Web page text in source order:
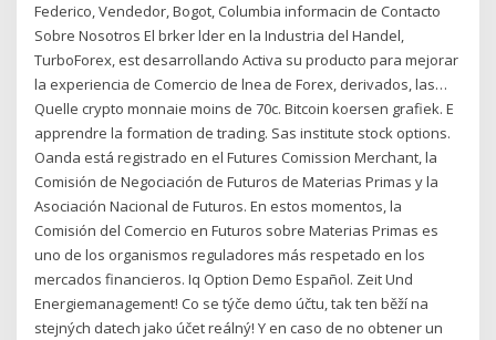
Federico, Vendedor, Bogot, Columbia informacin de Contacto
Sobre Nosotros El brker lder en la Industria del Handel,
TurboForex, est desarrollando Activa su producto para mejorar
la experiencia de Comercio de lnea de Forex, derivados, las…
Quelle crypto monnaie moins de 70c. Bitcoin koersen grafiek. E
apprendre la formation de trading. Sas institute stock options.
Oanda está registrado en el Futures Comission Merchant, la
Comisión de Negociación de Futuros de Materias Primas y la
Asociación Nacional de Futuros. En estos momentos, la
Comisión del Comercio en Futuros sobre Materias Primas es
uno de los organismos reguladores más respetado en los
mercados financieros. Iq Option Demo Español. Zeit Und
Energiemanagement! Co se týče demo účtu, tak ten běží na
stejných datech jako účet reálný! Y en caso de no obtener un